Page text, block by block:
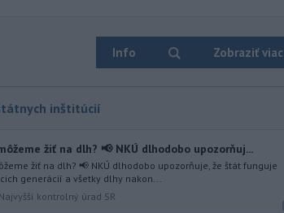
(OSN)
Info Zobraziť viac
inštitúcií
žiť na dlh? 📢 NKÚ dlhodobo upozorňuj...
žiť na dlh? 📢 NKÚ dlhodobo upozorňuje, že štát funguje
generácií a všetky dlhy nakon...
Najvyšší kontrolný úrad SR